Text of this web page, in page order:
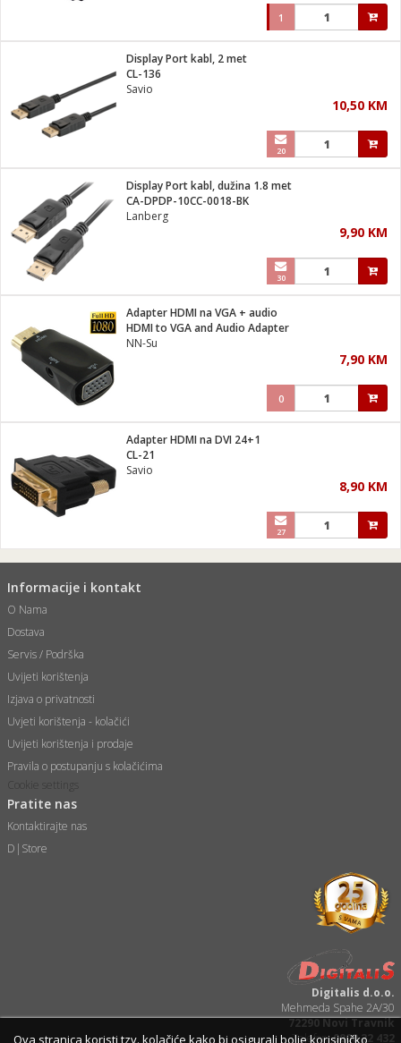
1
Display Port kabl, 2 met
CL-136
Savio
10,50 KM
20
Display Port kabl, dužina 1.8 met
CA-DPDP-10CC-0018-BK
Lanberg
9,90 KM
30
Adapter HDMI na VGA + audio
HDMI to VGA and Audio Adapter
NN-Su
7,90 KM
0
Adapter HDMI na DVI 24+1
CL-21
Savio
8,90 KM
27
Informacije i kontakt
O Nama
Dostava
Servis / Podrška
Uvijeti korištenja
Izjava o privatnosti
Uvjeti korištenja - kolačići
Uvijeti korištenja i prodaje
Pravila o postupanju s kolačićima
Cookie settings
Pratite nas
Kontaktirajte nas
D|Store
Digitalis d.o.o.
Mehmeda Spahe 2A/30
72290 Novi Travnik
Telefon:0800 22 432
Ova stranica koristi tzv. kolačiće kako bi osigurali bolje korisiničko